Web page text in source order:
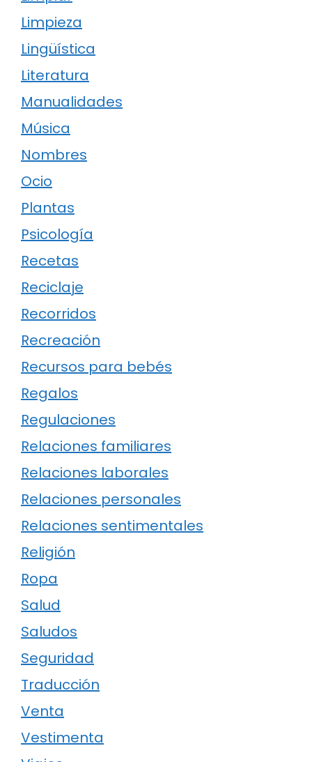
Limpieza
Lingüística
Literatura
Manualidades
Música
Nombres
Ocio
Plantas
Psicología
Recetas
Reciclaje
Recorridos
Recreación
Recursos para bebés
Regalos
Regulaciones
Relaciones familiares
Relaciones laborales
Relaciones personales
Relaciones sentimentales
Religión
Ropa
Salud
Saludos
Seguridad
Traducción
Venta
Vestimenta